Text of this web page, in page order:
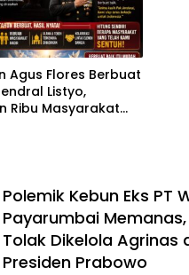
Agus Flores Berbuat
Listyo,
Ribu Masyarakat
Polemik Kebun Eks PT
Payarumbai
Tolak Dikelola Agrinas
Presiden Prabowo